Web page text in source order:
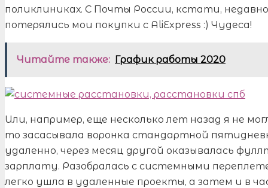
поликлиниках. С Почты России, кстати,
потерялись мои покупки с AliExpress :) Чудеса!
Читайте также: График работы 2020
Или, например, еще несколько лет назад я не
то засасывала воронка стандартной
удаленно, через месяц другой оказывалась
зарплату. Разобралась с системными
легко ушла в удаленные проекты, а затем и в